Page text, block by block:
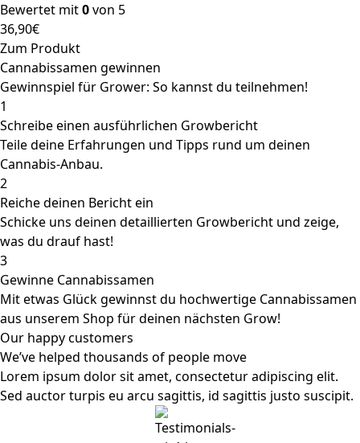
Bewertet mit0von 5
36,90€
Zum Produkt
Cannabissamen gewinnen
Gewinnspiel für Grower: So kannst du teilnehmen!
1
Schreibe einen ausführlichen Growbericht
Teile deine Erfahrungen und Tipps rund um deinen
Cannabis-Anbau.
2
Reiche deinen Bericht ein
Schicke uns deinen detaillierten Growbericht und zeige,
was du drauf hast!
3
Gewinne Cannabissamen
Mit etwas Glück gewinnst du hochwertige Cannabissamen
aus unserem Shop für deinen nächsten Grow!
Our happy customers
We’ve helped thousands of people move
Lorem ipsum dolor sit amet, consectetur adipiscing elit.
Sed auctor turpis eu arcu sagittis, id sagittis justo suscipit.